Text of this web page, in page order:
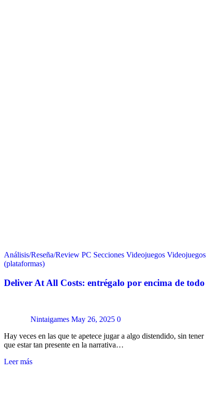
Análisis/Reseña/Review PC Secciones Videojuegos Videojuegos
(plataformas)
Deliver At All Costs: entrégalo por encima de todo
Nintaigames May 26, 2025 0
Hay veces en las que te apetece jugar a algo distendido, sin tener
que estar tan presente en la narrativa…
Leer más